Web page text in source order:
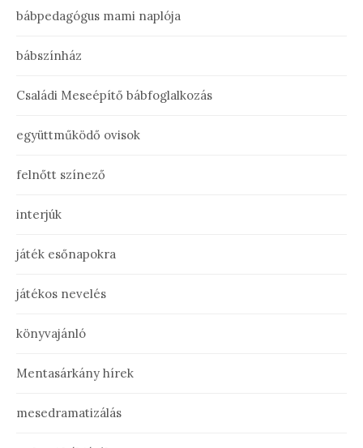
bábpedagógus mami naplója
bábszínház
Családi Meseépítő bábfoglalkozás
együttműködő ovisok
felnőtt színező
interjúk
játék esőnapokra
játékos nevelés
könyvajánló
Mentasárkány hírek
mesedramatizálás